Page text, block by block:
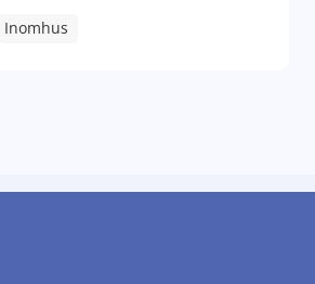
Inomhus